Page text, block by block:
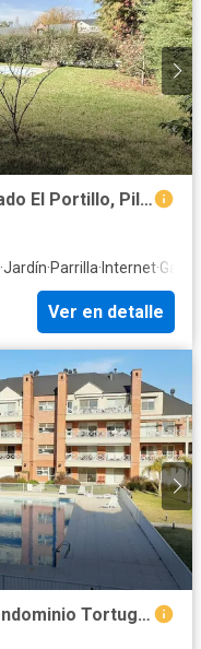
Casa en Alquiler en Barrio Cerrado El Portillo, Pilar
·Jardín·Parrilla· Internet·Gas
Ver en detalle
Departamento en alquiler en Condominio Tortugas 1, Pilar - 4 Ambientes